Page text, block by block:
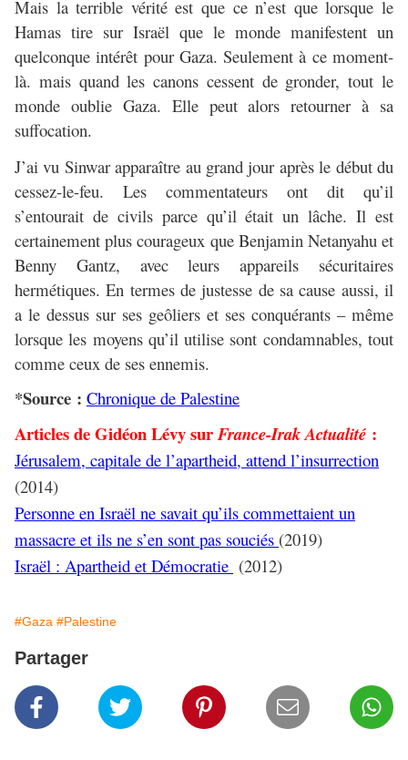
Mais la terrible vérité est que ce n’est que lorsque le
Hamas tire sur Israël que le monde manifestent un
quelconque intérêt pour Gaza. Seulement à ce moment-
là. mais quand les canons cessent de gronder, tout le
monde oublie Gaza. Elle peut alors retourner à sa
suffocation.
J’ai vu Sinwar apparaître au grand jour après le début du
cessez-le-feu. Les commentateurs ont dit qu’il
s’entourait de civils parce qu’il était un lâche. Il est
certainement plus courageux que Benjamin Netanyahu et
Benny Gantz, avec leurs appareils sécuritaires
hermétiques. En termes de justesse de sa cause aussi, il
a le dessus sur ses geôliers et ses conquérants – même
lorsque les moyens qu’il utilise sont condamnables, tout
comme ceux de ses ennemis.
*Source : Chronique de Palestine
Articles de Gidéon Lévy surFrance-Irak Actualité :
Jérusalem, capitale de l’apartheid, attend l’insurrection
(2014)
Personne en Israël ne savait qu’ils commettaient un
massacre et ils ne s’en sont pas souciés (2019)
Israël : Apartheid et Démocratie (2012)
#Gaza #Palestine
Partager